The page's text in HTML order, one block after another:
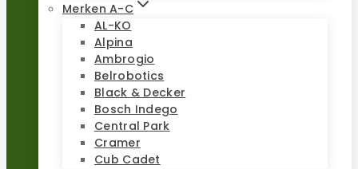
Merken A-C
AL-KO
Alpina
Ambrogio
Belrobotics
Black & Decker
Bosch Indego
Central Park
Cramer
Cub Cadet